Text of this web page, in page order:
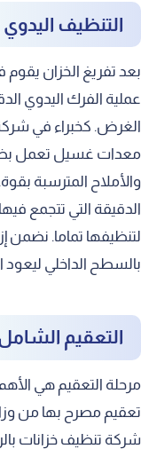
التنظيف اليدوي
بعد تفريغ الخزان يقوم
عملية الفرك اليدوي
الغرض. كخبراء في
معدات غسيل تعمل
والأملاح المترسبة
الدقيقة التي تتجمع
لتنظيفها تماما. نضمن
بالسطح الداخلي ليعود
التعقيم
مرحلة التعقيم هي
تعقيم مصرح بها من
شركة تنظيف خزانات